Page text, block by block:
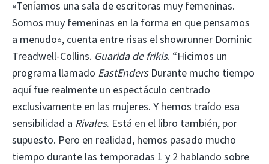
«Teníamos una sala de escritoras muy femeninas.
Somos muy femeninas en la forma en que pensamos
a menudo», cuenta entre risas el showrunner Dominic
Treadwell-Collins. Guarida de frikis. “Hicimos un
programa llamado EastEndersDurante mucho tiempo
aquí fue realmente un espectáculo centrado
exclusivamente en las mujeres. Y hemos traído esa
sensibilidad a Rivales. Está en el libro también, por
supuesto. Pero en realidad, hemos pasado mucho
tiempo durante las temporadas 1 y 2 hablando sobre